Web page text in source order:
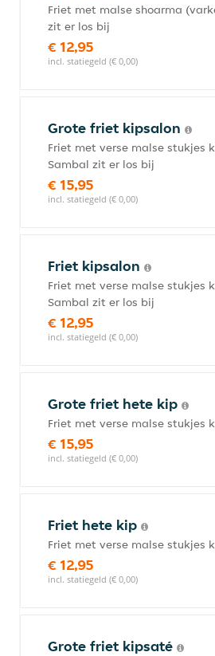
Friet met malse shoarma
zit er los bij
€ 12,95
incl. statiegeld (€ 0,00)
Grote friet kipsalon
Friet met verse malse stukjes
Sambal zit er los bij
€ 15,95
incl. statiegeld (€ 0,00)
Friet kipsalon
Friet met verse malse stukjes
Sambal zit er los bij
€ 12,95
incl. statiegeld (€ 0,00)
Grote friet hete kip
Friet met verse malse stukjes
€ 15,95
incl. statiegeld (€ 0,00)
Friet hete kip
Friet met verse malse stukjes
€ 12,95
incl. statiegeld (€ 0,00)
Grote friet kipsaté